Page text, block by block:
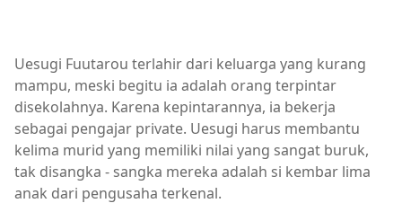
Uesugi Fuutarou terlahir dari keluarga yang kurang
mampu, meski begitu ia adalah orang terpintar
disekolahnya. Karena kepintarannya, ia bekerja
sebagai pengajar private. Uesugi harus membantu
kelima murid yang memiliki nilai yang sangat buruk,
tak disangka - sangka mereka adalah si kembar lima
anak dari pengusaha terkenal.